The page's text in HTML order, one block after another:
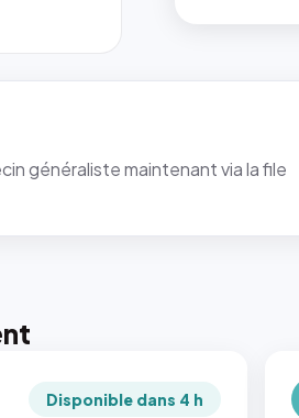
généraliste maintenant via la file
Disponible dans 4 h